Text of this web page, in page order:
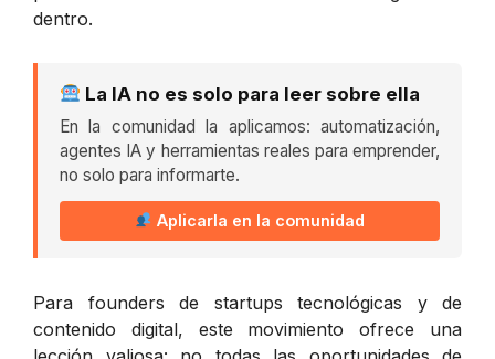
dentro.
La IA no es solo para leer sobre ella
En la comunidad la aplicamos: automatización,
agentes IA y herramientas reales para emprender,
no solo para informarte.
Aplicarla en la comunidad
Para founders de startups tecnológicas y de
contenido digital, este movimiento ofrece una